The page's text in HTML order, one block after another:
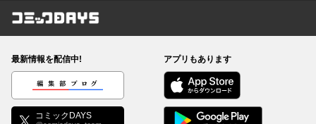
コミックDAYS
最新情報を配信中!
編集部ブログ
コミックDAYS
アプリもあります